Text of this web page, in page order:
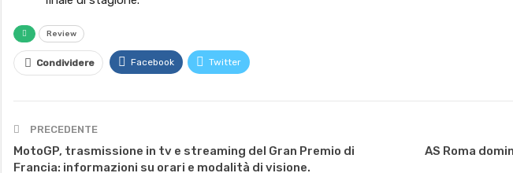
Review
Condividere Facebook Twitter
PRECEDENTE
MotoGP, trasmissione in tv e streaming del Gran Premio di
Francia: informazioni su orari e modalità di visione.
AS Roma